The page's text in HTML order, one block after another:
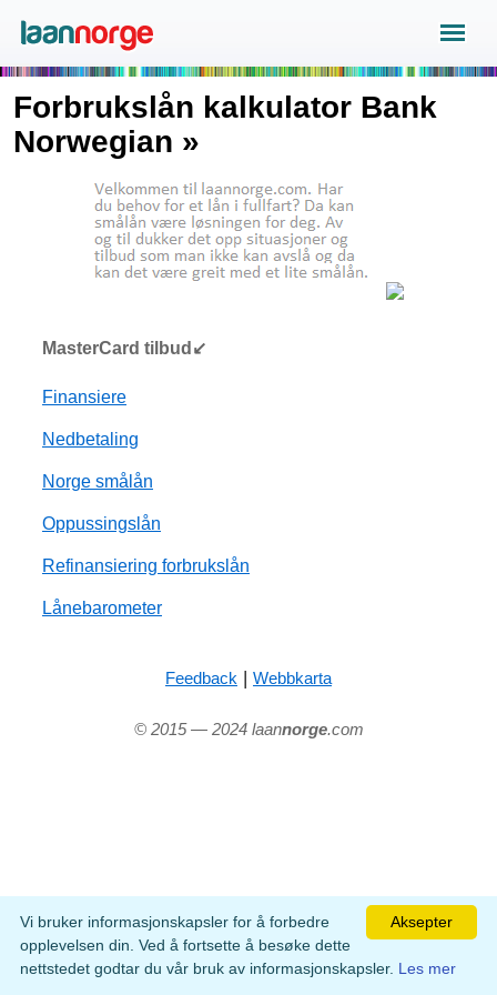
Forbrukslån kalkulator Bank
Norwegian »
MasterCard tilbud↙
Finansiere
Nedbetaling
Norge smålån
Oppussingslån
Refinansiering forbrukslån
Lånebarometer
Feedback | Webbkarta
© 2015 — 2024 laannorge.com
Aksepter
Vi bruker informasjonskapsler for å forbedre
opplevelsen din. Ved å fortsette å besøke dette
nettstedet godtar du vår bruk av informasjonskapsler. Les mer